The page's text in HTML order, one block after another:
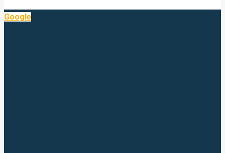
Google